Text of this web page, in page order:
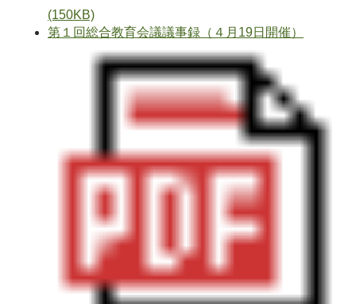
(150KB)
第１回総合教育会議議事録（４月19日開催）